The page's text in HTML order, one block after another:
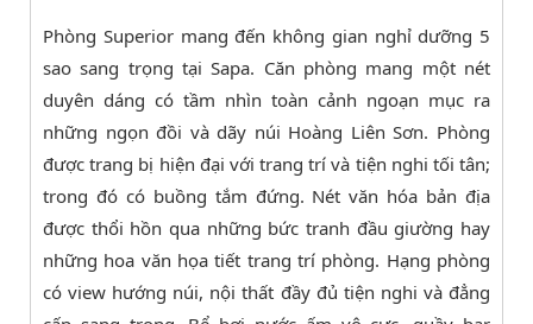
Phòng Superior mang đến không gian nghỉ dưỡng 5
sao sang trọng tại Sapa. Căn phòng mang một nét
duyên dáng có tầm nhìn toàn cảnh ngoạn mục ra
những ngọn đồi và dãy núi Hoàng Liên Sơn. Phòng
được trang bị hiện đại với trang trí và tiện nghi tối tân;
trong đó có buồng tắm đứng. Nét văn hóa bản địa
được thổi hồn qua những bức tranh đầu giường hay
những hoa văn họa tiết trang trí phòng. Hạng phòng
có view hướng núi, nội thất đầy đủ tiện nghi và đẳng